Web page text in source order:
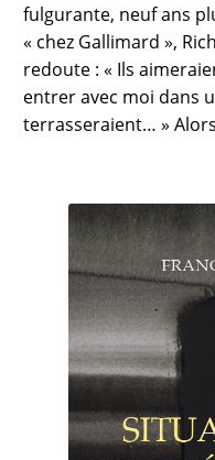
fulgurante, neuf ans
« chez Gallimard »,
redoute : « Ils
entrer avec moi dans
terrasseraient… »